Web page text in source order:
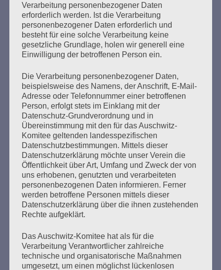
Ilse hat wichtige Spuren hinterlassen. Wir danken ihr für
ihr unermüdliches kämpferisches, antifaschistisches
Engagement und trauern mit ihrer Familie. Wir werden
sie sehr vermissen.
mehr ...
Seitennummerierung
der
Beiträge
Zurück 5 Weiter
Den Faschismus an seiner Wurzel zu packen, ganz
frei und offen die Probleme anzusprechen, und
dennoch voller Respekt vor der Würde und Freiheit
denen die Gesellschaft auf Gedeih und Verderb
nicht scheitern darf.
Esther Bejarano - 24. Januar 2021
Verarbeitung personenbezogener Daten
erforderlich werden. Ist die Verarbeitung
personenbezogener Daten erforderlich und
besteht für eine solche Verarbeitung keine
gesetzliche Grundlage, holen wir generell eine
Einwilligung der betroffenen Person ein.
Die Verarbeitung personenbezogener Daten,
beispielsweise des Namens, der Anschrift, E-Mail-
Adresse oder Telefonnummer einer betroffenen
Person, erfolgt stets im Einklang mit der
Datenschutz-Grundverordnung und in
Übereinstimmung mit den für das Auschwitz-
Komitee geltenden landesspezifischen
Datenschutzbestimmungen. Mittels dieser
Datenschutzerklärung möchte unser Verein die
Öffentlichkeit über Art, Umfang und Zweck der von
uns erhobenen, genutzten und verarbeiteten
personenbezogenen Daten informieren. Ferner
werden betroffene Personen mittels dieser
Datenschutzerklärung über die ihnen zustehenden
Rechte aufgeklärt.
Das Auschwitz-Komitee hat als für die
Verarbeitung Verantwortlicher zahlreiche
technische und organisatorische Maßnahmen
umgesetzt, um einen möglichst lückenlosen